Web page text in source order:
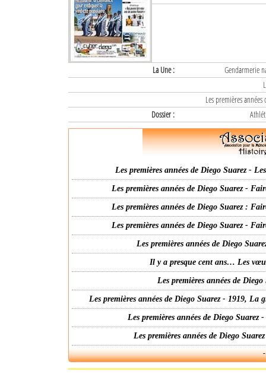
La Une :
Gendarmerie
Les premières
Dossier :
Les premières années de Diego Suarez -
Les premières années de Diego Suarez -
Les premières années de Diego Suarez :
Les premières années de Diego Suarez -
Les premières années de Diego
Il y a presque cent ans… Les
Les premières années de
Les premières années de Diego Suarez - 1919,
Les premières années de Diego
Les premières années de Diego